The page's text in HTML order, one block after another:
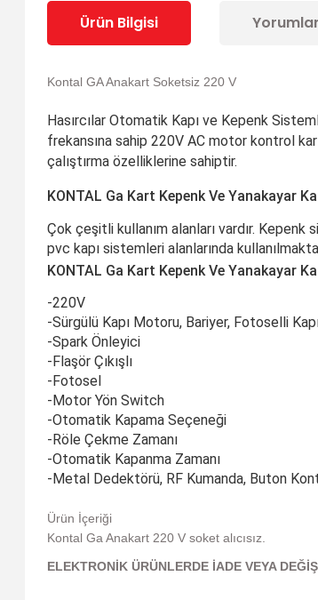
Ürün Bilgisi Yorumlar
Kontal GA Anakart Soketsiz 220 V
Hasırcılar Otomatik Kapı ve Kepenk
frekansına sahip 220V AC motor kontrol
çalıştırma özelliklerine sahiptir.
KONTAL Ga Kart Kepenk Ve Yanakayar
Çok çeşitli kullanım alanları vardır.
pvc kapı sistemleri alanlarında
KONTAL Ga Kart Kepenk Ve Yanakayar
-220V
-Sürgülü Kapı Motoru, Bariyer, Fotoselli
-Spark Önleyici
-Flaşör Çıkışlı
-Fotosel
-Motor Yön Switch
-Otomatik Kapama Seçeneği
-Röle Çekme Zamanı
-Otomatik Kapanma Zamanı
-Metal Dedektörü, RF Kumanda, Buton
Ürün İçeriği
Kontal Ga Anakart 220 V soket alıcısız.
ELEKTRONİK ÜRÜNLERDE İADE VEYA